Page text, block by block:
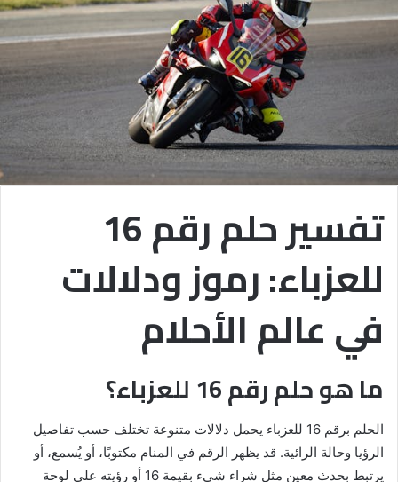
تفسير حلم رقم 16
للعزباء: رموز ودلالات
في عالم الأحلام
ما هو حلم رقم 16 للعزباء؟
الحلم برقم 16 للعزباء يحمل دلالات متنوعة تختلف حسب تفاصيل
الرؤيا وحالة الرائية. قد يظهر الرقم في المنام مكتوبًا، أو يُسمع، أو
يرتبط بحدث معين مثل شراء شيء بقيمة 16 أو رؤيته على لوحة